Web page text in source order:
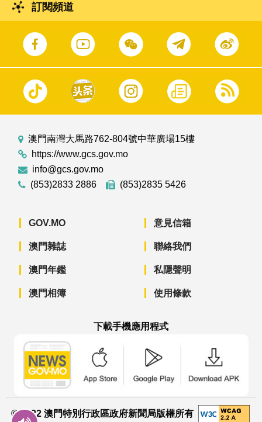
訂閱頻道
澳門南灣大馬路762-804號中華廣場15樓
https://www.gcs.gov.mo
info@gcs.gov.mo
(853)2833 2886
(853)2835 5426
GOV.MO
澳門雜誌
澳門年鑑
澳門相簿
意見信箱
聯絡我們
私隱聲明
使用條款
下載手機應用程式
© 2022 澳門特別行政區政府新聞局版權所有